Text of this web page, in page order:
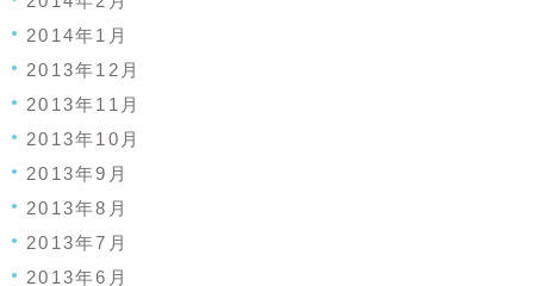
2014年1月
2013年12月
2013年11月
2013年10月
2013年9月
2013年8月
2013年7月
2013年6月